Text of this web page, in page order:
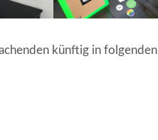
künftig in folgenden